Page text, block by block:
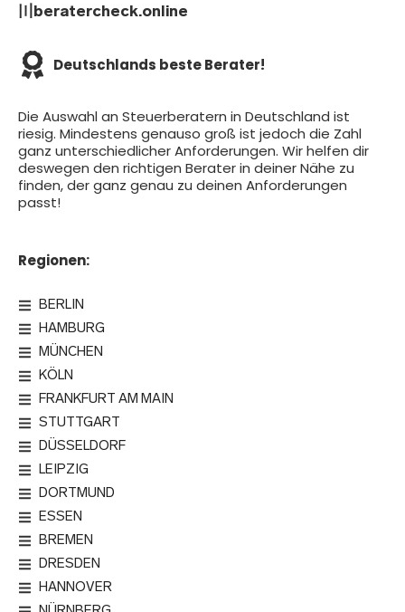
〣beratercheck.online
Deutschlands beste Berater!
Die Auswahl an Steuerberatern in Deutschland ist
riesig. Mindestens genauso groß ist jedoch die Zahl
ganz unterschiedlicher Anforderungen. Wir helfen dir
deswegen den richtigen Berater in deiner Nähe zu
finden, der ganz genau zu deinen Anforderungen
passt!
Regionen:
BERLIN
HAMBURG
MÜNCHEN
KÖLN
FRANKFURT AM MAIN
STUTTGART
DÜSSELDORF
LEIPZIG
DORTMUND
ESSEN
BREMEN
DRESDEN
HANNOVER